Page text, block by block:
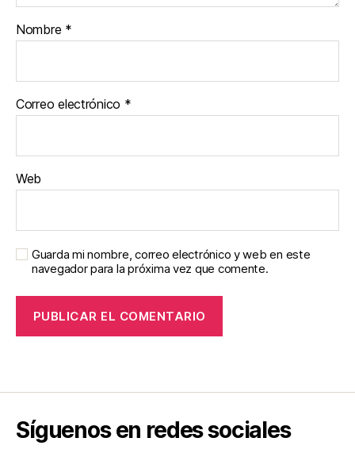
Nombre *
Correo electrónico *
Web
Guarda mi nombre, correo electrónico y web en este
navegador para la próxima vez que comente.
Síguenos en redes sociales